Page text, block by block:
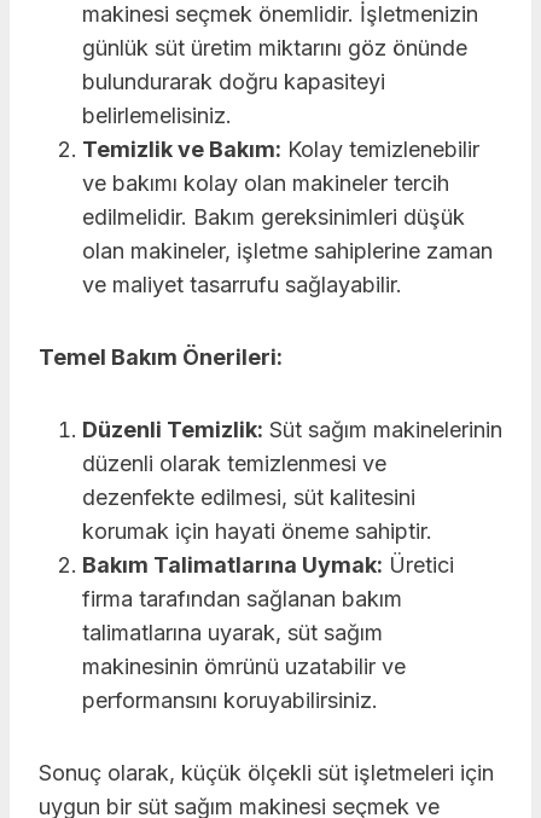
makinesi seçmek önemlidir. İşletmenizin
günlük süt üretim miktarını göz önünde
bulundurarak doğru kapasiteyi
belirlemelisiniz.
Temizlik ve Bakım: Kolay temizlenebilir
ve bakımı kolay olan makineler tercih
edilmelidir. Bakım gereksinimleri düşük
olan makineler, işletme sahiplerine zaman
ve maliyet tasarrufu sağlayabilir.
Temel Bakım Önerileri:
Düzenli Temizlik: Süt sağım makinelerinin
düzenli olarak temizlenmesi ve
dezenfekte edilmesi, süt kalitesini
korumak için hayati öneme sahiptir.
Bakım Talimatlarına Uymak: Üretici
firma tarafından sağlanan bakım
talimatlarına uyarak, süt sağım
makinesinin ömrünü uzatabilir ve
performansını koruyabilirsiniz.
Sonuç olarak, küçük ölçekli süt işletmeleri için
uygun bir süt sağım makinesi seçmek ve